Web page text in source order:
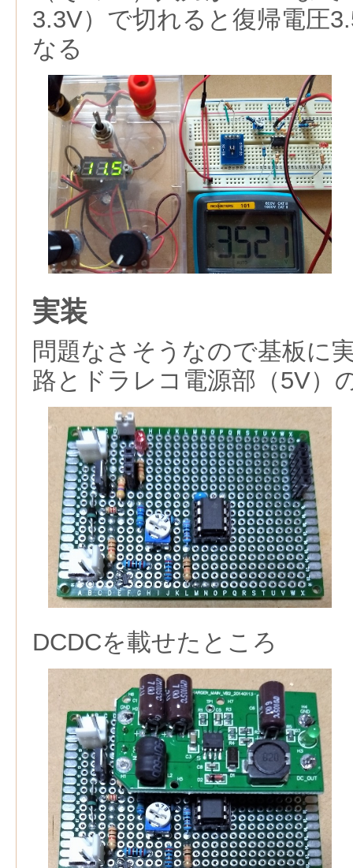
3.3V）で切れると復帰電圧
なる
実装
問題なさそうなので基板に
路とドラレコ電源部（5V）
DCDCを載せたところ